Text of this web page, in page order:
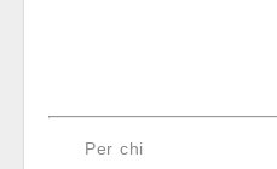
Per chi